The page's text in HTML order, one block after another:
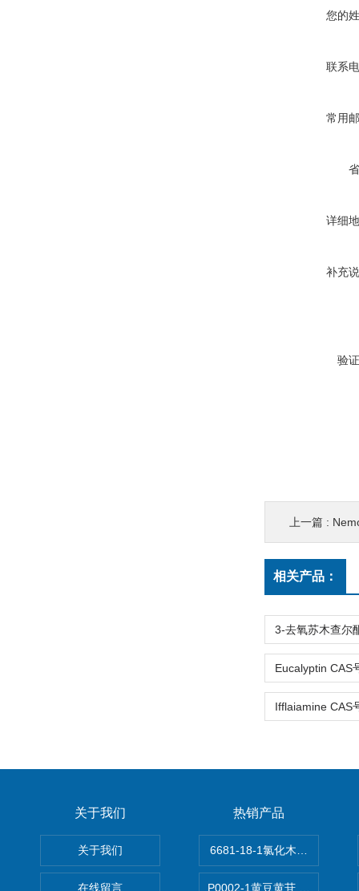
您的
联系
常用
详细
补充
验
上一篇 :
相关产品：
关于我们
关于我们
在线留言
热销产品
6681-18-1氯化木兰花碱
P0002-1黄豆黄苷 40246-10-